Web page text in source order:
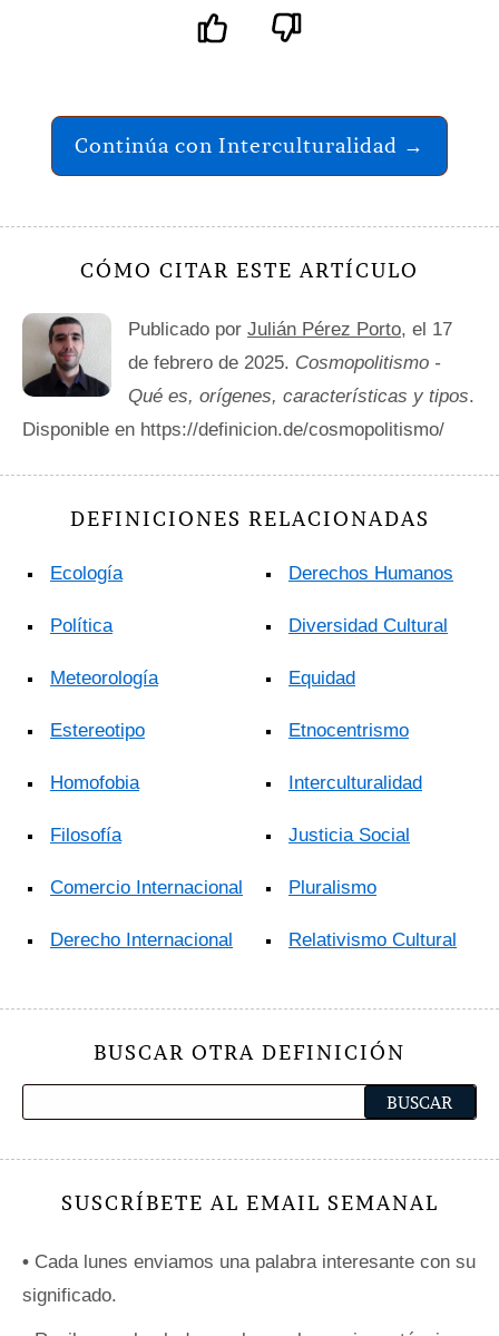
Continúa con Interculturalidad →
CÓMO CITAR ESTE ARTÍCULO
Publicado por Julián Pérez Porto, el 17
de febrero de 2025. Cosmopolitismo -
Qué es, orígenes, características y tipos.
Disponible en https://definicion.de/cosmopolitismo/
DEFINICIONES RELACIONADAS
Ecología
Política
Meteorología
Estereotipo
Homofobia
Filosofía
Comercio Internacional
Derecho Internacional
Derechos Humanos
Diversidad Cultural
Equidad
Etnocentrismo
Interculturalidad
Justicia Social
Pluralismo
Relativismo Cultural
BUSCAR OTRA DEFINICIÓN
SUSCRÍBETE AL EMAIL SEMANAL
• Cada lunes enviamos una palabra interesante con su
significado.